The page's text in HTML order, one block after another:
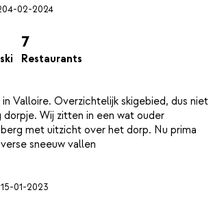
04-02-2024
7
Restaurants
Valloire. Overzichtelijk skigebied, dus niet
Wij zitten in een wat ouder
met uitzicht over het dorp. Nu prima
15-01-2023